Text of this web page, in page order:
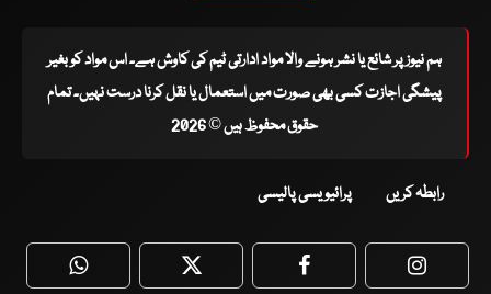
ہم نیوز پر شائع یا نشر ہونے والا مواد ادارتی ٹیم کی کاوش ہے۔ اس مواد کو بغیر
پیشگی اجازت کسی بھی صورت میں استعمال یا نقل کرنا درست نہیں۔ تمام
حقوق محفوظ ہیں © 2026
رابطہ کریں پرائیویسی پالیسی
WhatsApp Twitter Facebook